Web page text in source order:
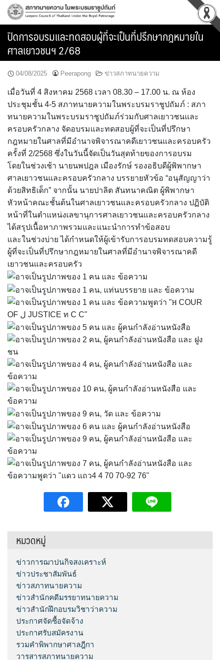
Skip
ปิดการอบรมและทดสอบผู้ที่จะเป็นที่ปรึกษากฎหมายใน
ศาลเยาวชนฯ 2/68
04/08/2025 Peerapong ข่าวสภาทนายความ
เมื่อวันที่ 4 สิงหาคม 2568 เวลา 08.30 – 17.00 น. ณ ห้อง
ประชุมชั้น 4-5 สภาทนายความในพระบรมราชูปถัมภ์ : สภา
ทนายความในพระบรมราชูปถัมภ์ร่วมกับศาลเยาวชนและ
ครอบครัวกลาง จัดอบรมและทดสอบผู้ที่จะเป็นที่ปรึกษา
กฎหมายในศาลที่มีอำนาจพิจารณาคดีเยาวชนและครอบครัว
ครั้งที่ 2/2568 ซึ่งในวันนี้จัดเป็นวันสุดท้ายของการอบรม
โดยในช่วงเช้า นายนพปฎล เมืองรักษ์ รองอธิบดีผู้พิพากษา
ศาลเยาวชนและครอบครัวกลาง บรรยายหัวข้อ “อนุสัญญาว่า
ด้วยสิทธิเด็ก” จากนั้น นายปาลิต สันทนาคณิต ผู้พิพากษา
หัวหน้าคณะชั้นต้นในศาลเยาวชนและครอบครัวกลาง ปฏิบัติ
หน้าที่ในตำแหน่งเลขานุการศาลเยาวชนและครอบครัวกลาง
ได้สรุปเนื้อหาภาพรวมและแนะนำการทำข้อสอบ
และในช่วงบ่าย ได้กำหนดให้ผู้เข้ารับการอบรมทดสอบความรู้
ผู้ที่จะเป็นที่ปรึกษากฎหมายในศาลที่มีอำนาจพิจารณาคดี
เยาวชนและครอบครัว
หมวดหมู่
ข่าวการฌาปนกิจสงเคราะห์
ข่าวประชาสัมพันธ์
ข่าวสภาทนายความ
ข่าวสำนักคดีมรรยาทนายความ
ข่าวสำนักฝึกอบรมวิชาว่าความ
ประกาศจัดซื้อจัดจ้าง
ประกาศรับสมัครงาน
รวมคำพิพากษาศาลฎีกา
วารสารสภาทนายความ